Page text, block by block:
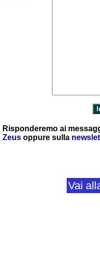
Risponderemo ai
Zeus oppure sulla
Vai